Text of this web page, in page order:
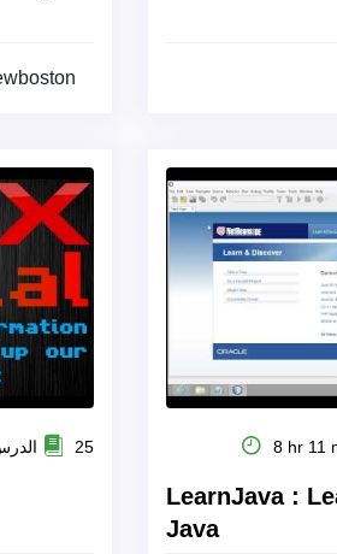
8 hr 11
LearnJava :
Java
25 الدرس